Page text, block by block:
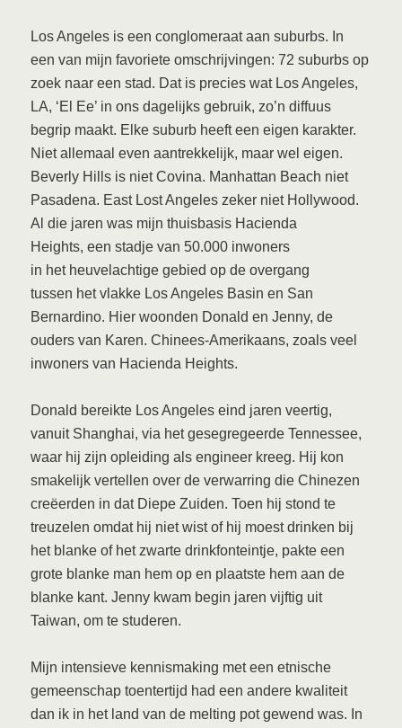
Los Angeles is een conglomeraat aan suburbs. In
een van mijn favoriete omschrijvingen: 72 suburbs op
zoek naar een stad. Dat is precies wat Los Angeles,
LA, ‘El Ee’ in ons dagelijks gebruik, zo’n diffuus
begrip maakt. Elke suburb heeft een eigen karakter.
Niet allemaal even aantrekkelijk, maar wel eigen.
Beverly Hills is niet Covina. Manhattan Beach niet
Pasadena. East Lost Angeles zeker niet Hollywood.
Al die jaren was mijn thuisbasis Hacienda
Heights, een stadje van 50.000 inwoners
in het heuvelachtige gebied op de overgang
tussen het vlakke Los Angeles Basin en San
Bernardino. Hier woonden Donald en Jenny, de
ouders van Karen. Chinees-Amerikaans, zoals veel
inwoners van Hacienda Heights.
Donald bereikte Los Angeles eind jaren veertig,
vanuit Shanghai, via het gesegregeerde Tennessee,
waar hij zijn opleiding als engineer kreeg. Hij kon
smakelijk vertellen over de verwarring die Chinezen
creëerden in dat Diepe Zuiden. Toen hij stond te
treuzelen omdat hij niet wist of hij moest drinken bij
het blanke of het zwarte drinkfonteintje, pakte een
grote blanke man hem op en plaatste hem aan de
blanke kant. Jenny kwam begin jaren vijftig uit
Taiwan, om te studeren.
Mijn intensieve kennismaking met een etnische
gemeenschap toentertijd had een andere kwaliteit
dan ik in het land van de melting pot gewend was. In